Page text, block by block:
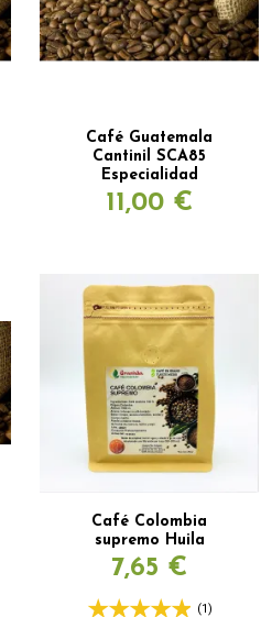
Café Guatemala
Cantinil SCA85
Especialidad
11,00 €
Café Colombia
supremo Huila
7,65 €
(1)